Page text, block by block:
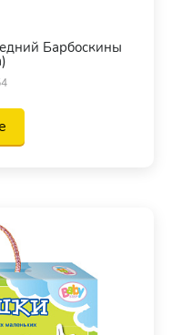
Барбоскины